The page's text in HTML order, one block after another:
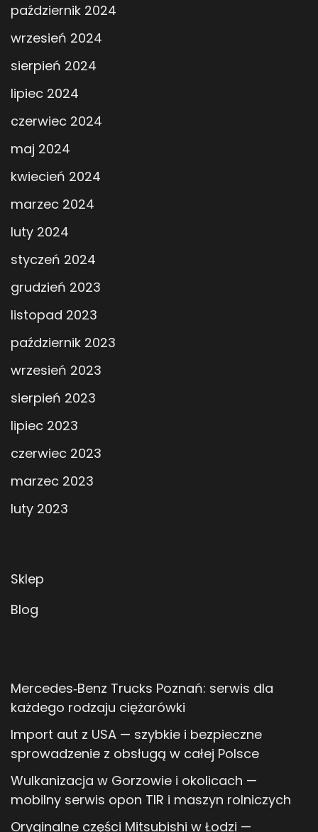
październik 2024
wrzesień 2024
sierpień 2024
lipiec 2024
czerwiec 2024
maj 2024
kwiecień 2024
marzec 2024
luty 2024
styczeń 2024
grudzień 2023
listopad 2023
październik 2023
wrzesień 2023
sierpień 2023
lipiec 2023
czerwiec 2023
marzec 2023
luty 2023
Sklep
Blog
Mercedes‑Benz Trucks Poznań: serwis dla
każdego rodzaju ciężarówki
Import aut z USA — szybkie i bezpieczne
sprowadzenie z obsługą w całej Polsce
Wulkanizacja w Gorzowie i okolicach —
mobilny serwis opon TIR i maszyn rolniczych
Oryginalne części Mitsubishi w Łodzi —